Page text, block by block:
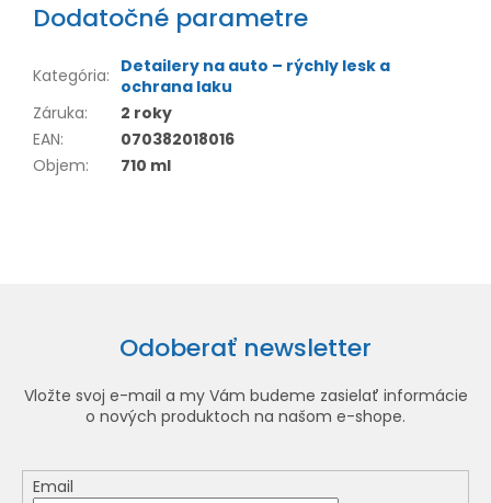
Dodatočné parametre
Kategória: Detailery na auto – rýchly lesk a
ochrana laku
Záruka:
2 roky
EAN:
070382018016
Objem: 710 ml
Odoberať newsletter
Vložte svoj e-mail a my Vám budeme zasielať informácie
o nových produktoch na našom e-shope.
Email